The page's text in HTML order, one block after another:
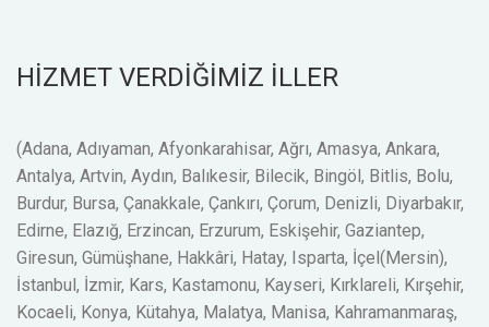
HİZMET VERDİĞİMİZ İLLER
(Adana, Adıyaman, Afyonkarahisar, Ağrı, Amasya, Ankara,
Antalya, Artvin, Aydın, Balıkesir, Bilecik, Bingöl, Bitlis, Bolu,
Burdur, Bursa, Çanakkale, Çankırı, Çorum, Denizli, Diyarbakır,
Edirne, Elazığ, Erzincan, Erzurum, Eskişehir, Gaziantep,
Giresun, Gümüşhane, Hakkâri, Hatay, Isparta, İçel(Mersin),
İstanbul, İzmir, Kars, Kastamonu, Kayseri, Kırklareli, Kırşehir,
Kocaeli, Konya, Kütahya, Malatya, Manisa, Kahramanmaraş,